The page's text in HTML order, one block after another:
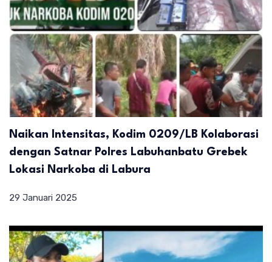
Naikan Intensitas, Kodim 0209/LB Kolaborasi
dengan Satnar Polres Labuhanbatu Grebek
Lokasi Narkoba di Labura
29 Januari 2025